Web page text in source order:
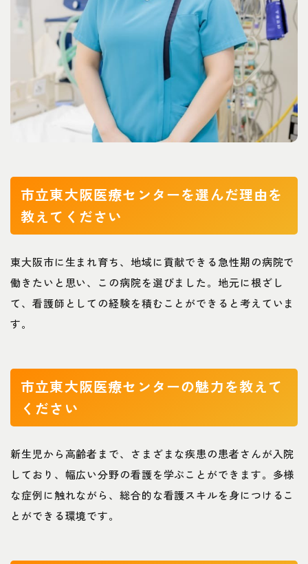
市立東大阪医療センターを選んだ理由を
教えてください
東大阪市に生まれ育ち、地域に貢献できる急性期の病院で
働きたいと思い、この病院を選びました。地元に根ざし
て、看護師としての経験を積むことができると考えていま
す。
市立東大阪医療センターの魅力を教えて
ください
新生児から高齢者まで、さまざまな疾患の患者さんが入院
しており、幅広い分野の看護を学ぶことができます。多様
な症例に触れながら、総合的な看護スキルを身につけるこ
とができる環境です。